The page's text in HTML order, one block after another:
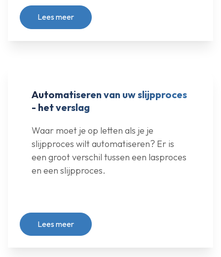
Lees meer
Automatiseren van uw slijpproces
- het verslag
Waar moet je op letten als je je
slijpproces wilt automatiseren? Er is
een groot verschil tussen een lasproces
en een slijpproces.
Lees meer